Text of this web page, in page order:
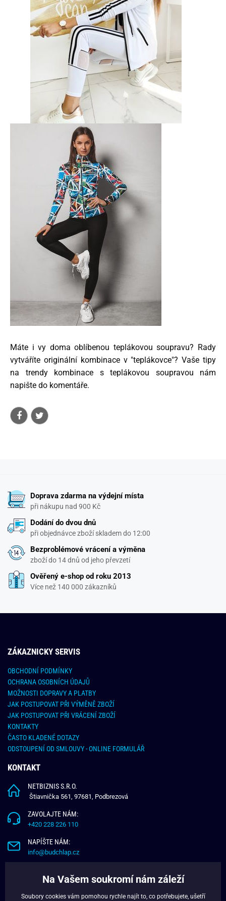
Máte i vy doma oblíbenou teplákovou soupravu? Rady
vytváříte originální kombinace v "teplákovce"? Vaše tipy
na trendy kombinace s teplákovou soupravou nám
napište do komentáře.
Doprava zdarma na výdejní místa
při nákupu nad 900 Kč
Dodání do dvou dnů
při objednávce zboží skladem do 12:00
Bezproblémové vrácení a výměna
zboží do 14 dnů od jeho převzetí
Ověřený e-shop od roku 2013
Více než 140 000 zákazníků
ZÁKAZNICKY SERVIS
OBCHODNÍ PODMÍNKY
OCHRANA OSOBNÍCH ÚDAJŮ
MOŽNOSTI DOPRAVY A PLATBY
JAK POSTUPOVAT PŘI VÝMĚNĚ ZBOŽÍ
JAK POSTUPOVAT PŘI VRÁCENÍ ZBOŽÍ
KONTAKTY
ČASTO KLADENÉ DOTAZY
ODSTOUPENÍ OD SMLOUVY - ONLINE FORMULÁŘ
KONTAKT
NETBIZNIS S.R.O.
Štiavnička 561, 97681, Podbrezová
ZAVOLAJTE NÁM:
+420 228 226 110
NAPÍŠTE NÁM:
info@budchlap.cz
Na Vašem soukromí nám záleží
Soubory cookies vám pomohou rychle najít to, co potřebujete, ušetří